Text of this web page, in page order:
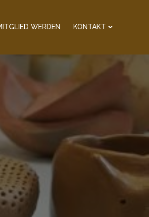
WERDEN KONTAKT